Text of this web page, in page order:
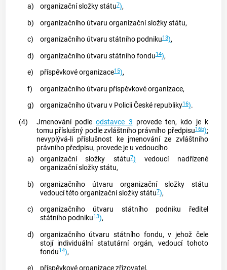
a)
organizační složky státu7),
b)
organizačního útvaru organizační složky státu,
c)
organizačního útvaru státního podniku13),
d)
organizačního útvaru státního fondu14),
e)
příspěvkové organizace15),
f)
organizačního útvaru příspěvkové organizace,
g)
organizačního útvaru v PoliciiČeské republiky16).
(4)
Jmenování podleodstavce 3 provede ten, kdo je k
tomu příslušný podle zvláštního právního předpisu16b);
nevyplývá-li příslušnost ke jmenování ze zvláštního
právního předpisu, provede je u vedoucího
a)
organizační složky státu7) vedoucí nadřízené
organizační složky státu,
b)
organizačního útvaru organizační složky státu
vedoucí této organizační složky státu7),
c)
organizačního útvaru státního podniku ředitel
státního podniku13),
d)
organizačního útvaru státního fondu, v jehož čele
stojí individuální statutární orgán, vedoucí tohoto
fondu14),